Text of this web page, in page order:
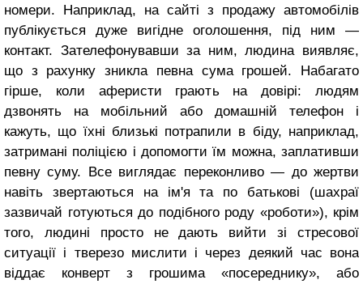
номери. Наприклад, на сайті з продажу автомобілів
публікується дуже вигідне оголошення, під ним —
контакт. Зателефонувавши за ним, людина виявляє,
що з рахунку зникла певна сума грошей. Набагато
гірше, коли аферисти грають на довірі: людям
дзвонять на мобільний або домашній телефон і
кажуть, що їхні близькі потрапили в біду, наприклад,
затримані поліцією і допомогти їм можна, заплативши
певну суму. Все виглядає переконливо — до жертви
навіть звертаються на ім'я та по батькові (шахраї
зазвичай готуються до подібного роду «роботи»), крім
того, людині просто не дають вийти зі стресової
ситуації і тверезо мислити і через деякий час вона
віддає конверт з грошима «посереднику», або